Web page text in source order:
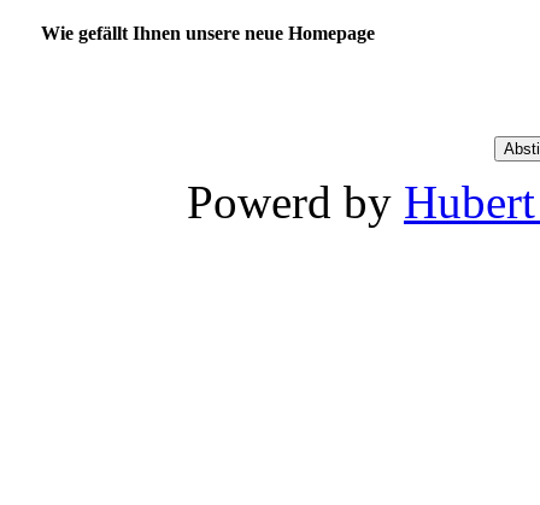
Wie gefällt Ihnen unsere neue Homepage
Powerd by